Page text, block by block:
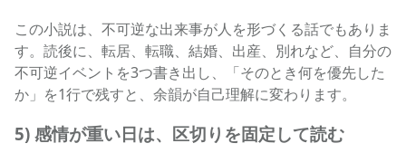
この小説は、不可逆な出来事が人を形づくる話でもありま
す。読後に、転居、転職、結婚、出産、別れなど、自分の
不可逆イベントを3つ書き出し、「そのとき何を優先した
か」を1行で残すと、余韻が自己理解に変わります。
5) 感情が重い日は、区切りを固定して読む